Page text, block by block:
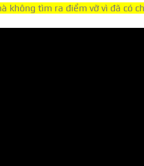
không tìm ra điểm vỡ vì đã có